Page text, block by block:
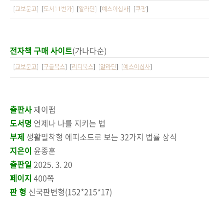
[교보문고] [도서11번가] [알라딘] [예스이십사] [쿠팡]
전자책 구매 사이트(가나다순)
[교보문고] [구글북스] [리디북스] [알라딘] [예스이십사]
출판사 제이펍
도서명 언제나 나를 지키는 법
부제 생활밀착형 에피소드로 보는 32가지 법률 상식
지은이 윤종훈
출판일 2025. 3. 20
페이지 400쪽
판 형 신국판변형(152*215*17)